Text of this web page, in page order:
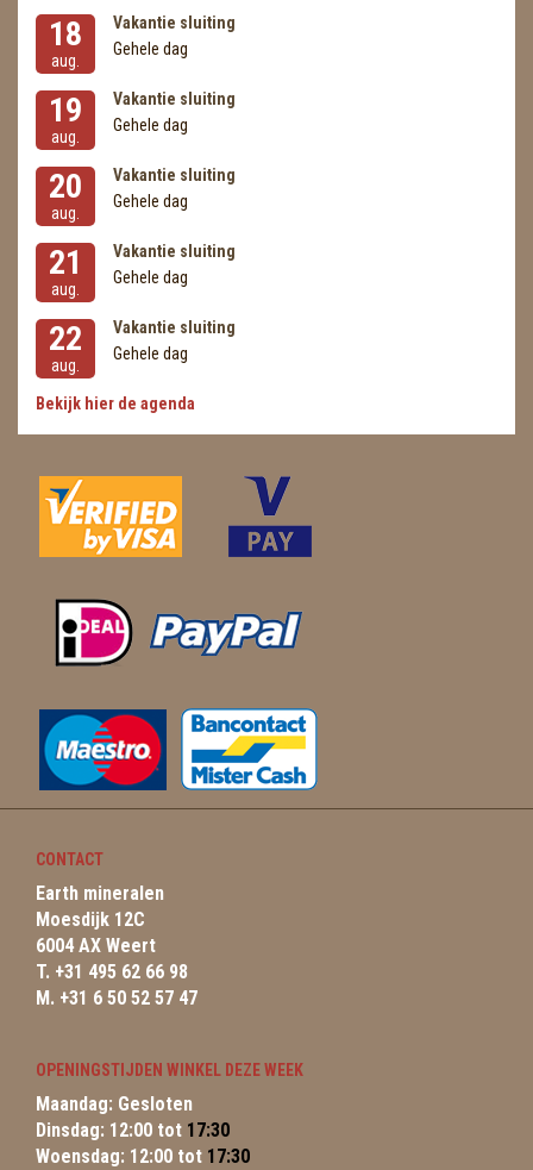
18
aug.
Vakantie sluiting
Gehele dag
19
aug.
Vakantie sluiting
Gehele dag
20
aug.
Vakantie sluiting
Gehele dag
21
aug.
Vakantie sluiting
Gehele dag
22
aug.
Vakantie sluiting
Gehele dag
Bekijk hier de agenda
CONTACT
Earth mineralen
Moesdijk 12C
6004 AX Weert
T. +31 495 62 66 98
M. +31 6 50 52 57 47
OPENINGSTIJDEN WINKEL DEZE WEEK
Maandag: Gesloten
Dinsdag: 12:00 tot 17:30
Woensdag: 12:00 tot 17:30